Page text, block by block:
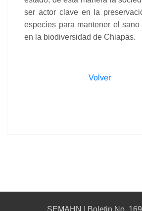
ser actor clave en la
especies para mantener el
en la biodiversidad de Chiapas.
Volver
SEMAHN | Boletin No.